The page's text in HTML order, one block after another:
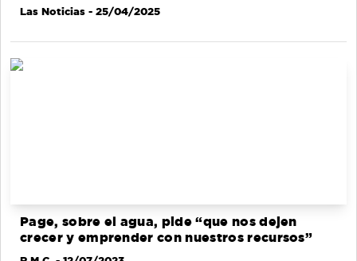
Las Noticias - 25/04/2025
Page, sobre el agua, pide “que nos dejen
crecer y emprender con nuestros recursos”